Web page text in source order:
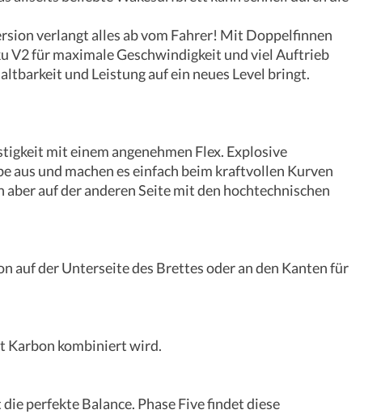
verlangt alles ab vom Fahrer! Mit Doppelfinnen
V2 für maximale Geschwindigkeit und viel Auftrieb
und Leistung auf ein neues Level bringt.
mit einem angenehmen Flex. Explosive
aus und machen es einfach beim kraftvollen Kurven
auf der anderen Seite mit den hochtechnischen
auf der Unterseite des Brettes oder an den Kanten für
Karbon kombiniert wird.
perfekte Balance. Phase Five findet diese